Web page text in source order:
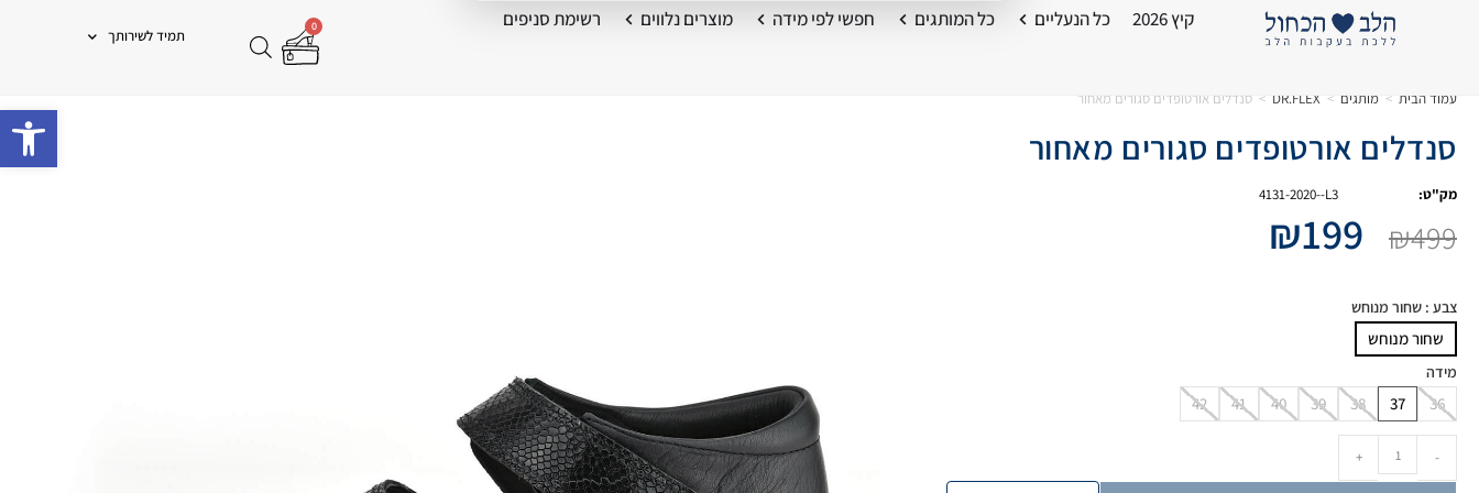
קיץ 2026 כל הנעליים כל המותגים חפשי לפי מידה מוצרים נלווים רשימת סניפים 0
תמיד לשירותך
עמוד הבית > מותגים >
DR.FLEX
> סנדלים אורטופדים סגורים מאחור
סנדלים אורטופדים סגורים מאחור
מק"ט: 4131-2020--L3
₪499
₪199
צבע : שחור מנוחש
שחור מנוחש
מידה
36
37
38
39
40
41
42
-
+